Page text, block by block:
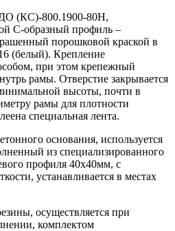
(КС)-800.1900-80Н,
С-образный профиль –
порошковой краской в
(белый). Крепление
при этом крепежный
рамы. Отверстие закрывается
высоты, почти в
рамы для плотности
специальная лента.
основания, используется
из специализированного
профиля 40х40мм, с
устанавливается в местах
осуществляется при
комплектом